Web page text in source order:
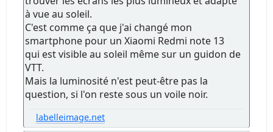
à vue au soleil.
C'est comme ça que j'ai changé mon
smartphone pour un Xiaomi Redmi note 13
qui est visible au soleil même sur un guidon de
VTT.
Mais la luminosité n'est peut-être pas la
question, si l'on reste sous un voile noir.
labelleimage.net